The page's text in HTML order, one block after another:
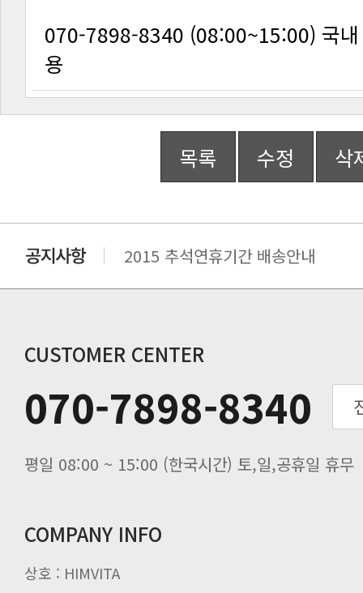
용
목록 수정 삭
2015 추석연휴기간 배송안내
추수감사절 배송안내
추석기간 배송안내
노동절(9월3일) 배송업무 안내
입금 고객님을 찾습니다.
CUSTOMER CENTER
070-7898-8340
평일 08:00 ~ 15:00 (한국시간) 토,일,공휴일 휴무
COMPANY INFO
상호 : HIMVITA